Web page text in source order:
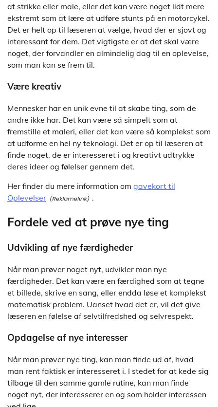
at strikke eller male, eller det kan være noget lidt mere
ekstremt som at lære at udføre stunts på en motorcykel.
Det er helt op til læseren at vælge, hvad der er sjovt og
interessant for dem. Det vigtigste er at det skal være
noget, der forvandler en almindelig dag til en oplevelse,
som man kan se frem til.
Være kreativ
Mennesker har en unik evne til at skabe ting, som de
andre ikke har. Det kan være så simpelt som at
fremstille et maleri, eller det kan være så komplekst som
at udforme en hel ny teknologi. Det er op til læseren at
finde noget, de er interesseret i og kreativt udtrykke
deres ideer og følelser gennem det.
Her finder du mere information om gavekort til
Oplevelser
.
Fordele ved at prøve nye ting
Udvikling af nye færdigheder
Når man prøver noget nyt, udvikler man nye
færdigheder. Det kan være en færdighed som at tegne
et billede, skrive en sang, eller endda løse et komplekst
matematisk problem. Uanset hvad det er, vil det give
læseren en følelse af selvtilfredshed og selvrespekt.
Opdagelse af nye interesser
Når man prøver nye ting, kan man finde ud af, hvad
man rent faktisk er interesseret i. I stedet for at kede sig
tilbage til den samme gamle rutine, kan man finde
noget nyt, der interesserer en og som holder interessen